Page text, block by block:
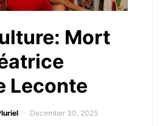
Mort
Leconte
December 30, 2025